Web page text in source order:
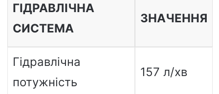
ГІДРАВЛІЧНА
СИСТЕМА
ЗНАЧЕННЯ
Гідравлічна
потужність
157 л/хв